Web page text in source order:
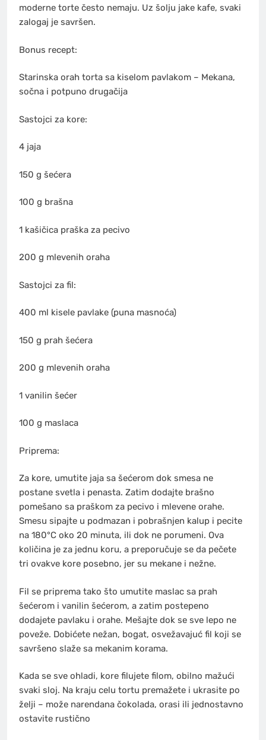
moderne torte često nemaju. Uz šolju jake kafe, svaki
zalogaj je savršen.
Bonus recept:
Starinska orah torta sa kiselom pavlakom – Mekana,
sočna i potpuno drugačija
Sastojci za kore:
4 jaja
150 g šećera
100 g brašna
1 kašičica praška za pecivo
200 g mlevenih oraha
Sastojci za fil:
400 ml kisele pavlake (puna masnoća)
150 g prah šećera
200 g mlevenih oraha
1 vanilin šećer
100 g maslaca
Priprema:
Za kore, umutite jaja sa šećerom dok smesa ne
postane svetla i penasta. Zatim dodajte brašno
pomešano sa praškom za pecivo i mlevene orahe.
Smesu sipajte u podmazan i pobrašnjen kalup i pecite
na 180°C oko 20 minuta, ili dok ne porumeni. Ova
količina je za jednu koru, a preporučuje se da pečete
tri ovakve kore posebno, jer su mekane i nežne.
Fil se priprema tako što umutite maslac sa prah
šećerom i vanilin šećerom, a zatim postepeno
dodajete pavlaku i orahe. Mešajte dok se sve lepo ne
poveže. Dobićete nežan, bogat, osvežavajuć fil koji se
savršeno slaže sa mekanim korama.
Kada se sve ohladi, kore filujete filom, obilno mažući
svaki sloj. Na kraju celu tortu premažete i ukrasite po
želji – može narendana čokolada, orasi ili jednostavno
ostavite rustično